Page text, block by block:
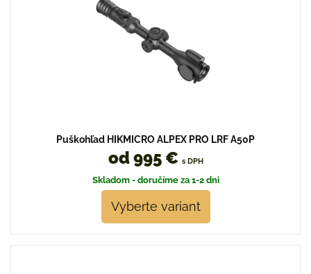
Puškohľad HIKMICRO ALPEX PRO LRF A50P
od 995 € s DPH
Skladom - doručíme za 1-2 dni
Vyberte variant